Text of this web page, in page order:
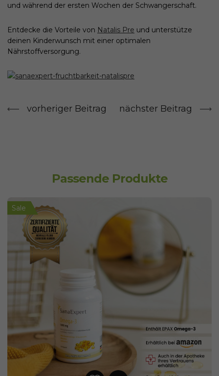
und während der ersten Wochen der Schwangerschaft.
Entdecke die Vorteile von Natalis Pre und unterstütze
deinen Kinderwunsch mit einer optimalen
Nährstoffversorgung.
vorheriger Beitrag nächster Beitrag
Passende Produkte
Sale